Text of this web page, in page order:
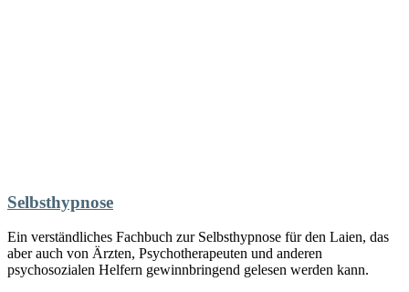
Selbsthypnose
Ein verständliches Fachbuch zur Selbsthypnose für den Laien, das
aber auch von Ärzten, Psychotherapeuten und anderen
psychosozialen Helfern gewinnbringend gelesen werden kann.